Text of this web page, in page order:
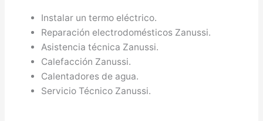
Instalar un termo eléctrico.
Reparación electrodomésticos Zanussi.
Asistencia técnica Zanussi.
Calefacción Zanussi.
Calentadores de agua.
Servicio Técnico Zanussi.